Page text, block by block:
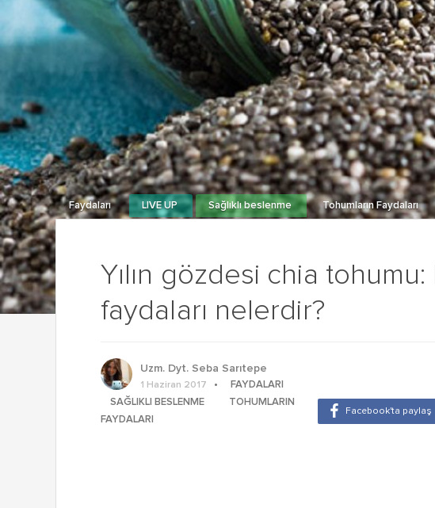
Yılın gözdesi chia
faydaları nelerdir?
Faydaları LIVE UP Sağlıklı beslenme Tohumların Faydaları
Uzm. Dyt. Seba Sarıtepe
1 Haziran 2017
FAYDALARI
SAĞLIKLI BESLENME
TOHUMLARIN
FAYDALARI